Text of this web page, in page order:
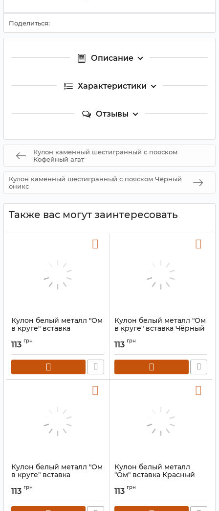
Поделиться:
Описание
Характеристики
Отзывы
Кулон каменный шестигранный с пояском
Кофейный агат
Кулон каменный шестигранный с пояском Чёрный
оникс
Также вас могут заинтересовать
Кулон белый металл "Ом
в круге" вставка
Артикул:
113 грн
Кулон белый металл "Ом
в круге" вставка Чёрный
обсидиан
Артикул:
113 грн
Кулон белый металл "Ом
в круге" вставка
Артикул:
113 грн
Кулон белый металл
"Ом" вставка Красный
Артикул:
113 грн